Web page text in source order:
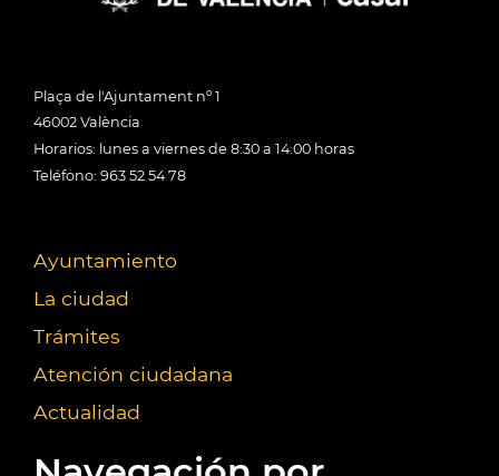
Plaça de l'Ajuntament nº 1
46002 València
Horarios: lunes a viernes de 8:30 a 14:00 horas
Teléfono: 963 52 54 78
Ayuntamiento
La ciudad
Trámites
Atención ciudadana
Actualidad